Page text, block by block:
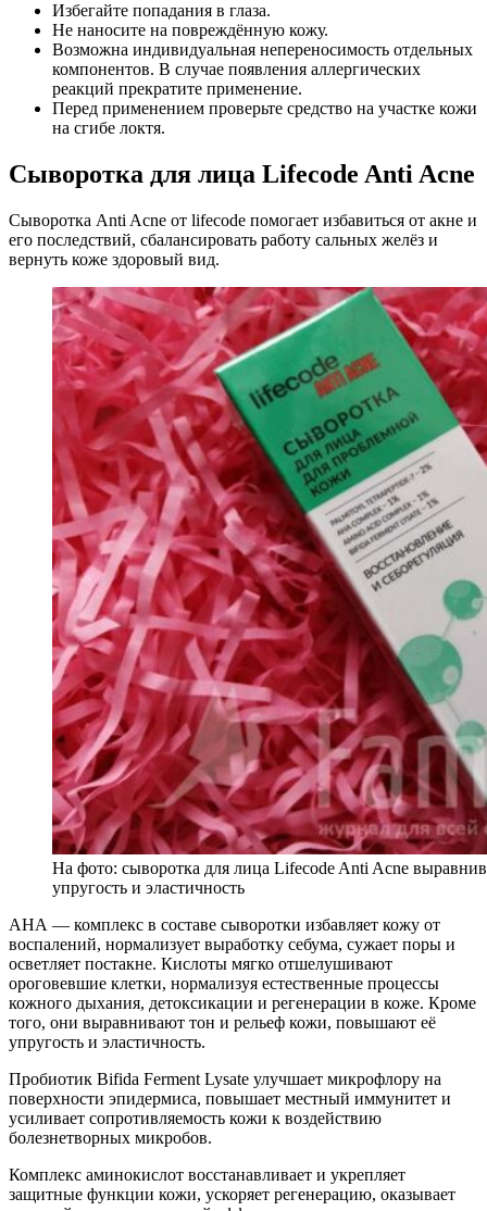
Избегайте попадания в глаза.
Не наносите на повреждённую кожу.
Возможна индивидуальная непереносимость отдельных
компонентов. В случае появления аллергических
реакций прекратите применение.
Перед применением проверьте средство на участке кожи
на сгибе локтя.
Сыворотка для лица Lifecode Anti Acne
Сыворотка Anti Acne от lifecode помогает избавиться от акне и
его последствий, сбалансировать работу сальных желёз и
вернуть коже здоровый вид.
На фото: сыворотка для лица Lifecode Anti Acne
упругость и эластичность
АНА — комплекс в составе сыворотки избавляет кожу от
воспалений, нормализует выработку себума, сужает поры и
осветляет постакне. Кислоты мягко отшелушивают
ороговевшие клетки, нормализуя естественные процессы
кожного дыхания, детоксикации и регенерации в коже. Кроме
того, они выравнивают тон и рельеф кожи, повышают её
упругость и эластичность.
Пробиотик Bifida Ferment Lysate улучшает микрофлору на
поверхности эпидермиса, повышает местный иммунитет и
усиливает сопротивляемость кожи к воздействию
болезнетворных микробов.
Комплекс аминокислот восстанавливает и укрепляет
защитные функции кожи, ускоряет регенерацию, оказывает